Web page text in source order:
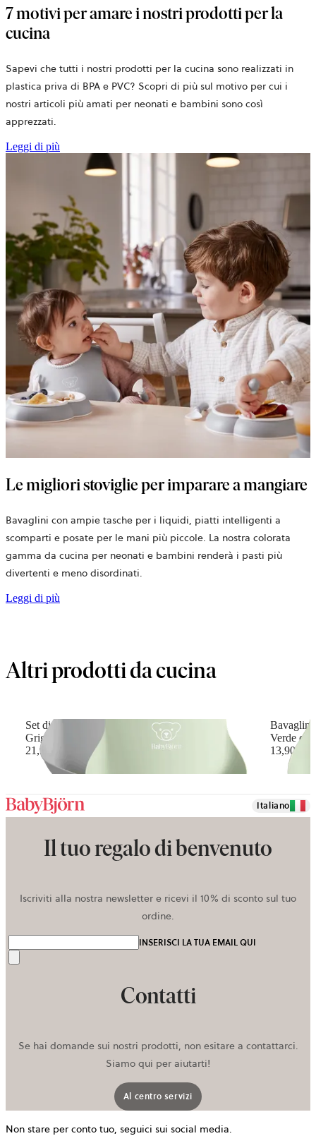
7 motivi per amare i nostri prodotti per la
cucina
Sapevi che tutti i nostri prodotti per la cucina sono realizzati in
plastica priva di BPA e PVC? Scopri di più sul motivo per cui i
nostri articoli più amati per neonati e bambini sono così
apprezzati.
Leggi di più
Le migliori stoviglie per imparare a mangiare
Bavaglini con ampie tasche per i liquidi, piatti intelligenti a
scomparti e posate per le mani più piccole. La nostra colorata
gamma da cucina per neonati e bambini renderà i pasti più
divertenti e meno disordinati.
Leggi di più
Altri prodotti da cucina
Set di Bavaglini, 2 pz
Grigio/Verde chiaro
21,90 €
Bavaglino
Verde
13,90 €
Italiano
Il tuo regalo di benvenuto
Iscriviti alla nostra newsletter e ricevi il 10% di sconto sul tuo
ordine.
INSERISCI LA TUA EMAIL QUI
Contatti
Se hai domande sui nostri prodotti, non esitare a contattarci.
Siamo qui per aiutarti!
Al centro servizi
Non stare per conto tuo, seguici sui social media.